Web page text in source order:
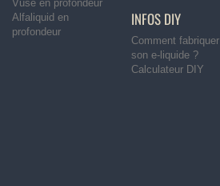
Vuse en profondeur
Alfaliquid en
profondeur
INFOS DIY
Comment fabriquer
son e-liquide ?
Calculateur DIY